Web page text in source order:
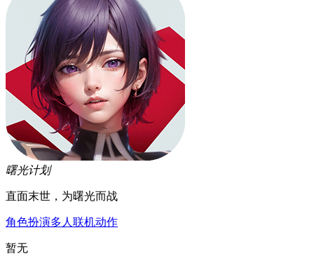
曙光计划
直面末世，为曙光而战
角色扮演多人联机动作
暂无